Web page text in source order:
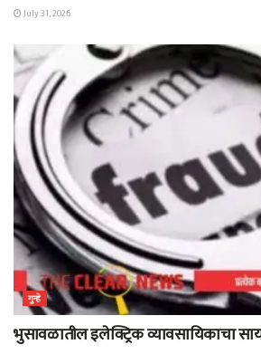
July 31, 2026
गुन्हे
भुसावळातील इलेक्ट्रिक व्यावसायिकाचा